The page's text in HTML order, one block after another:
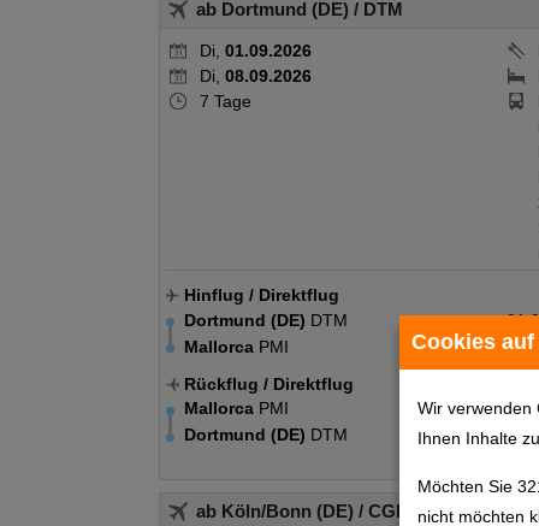
Cookies auf
Wir verwenden
Ihnen Inhalte
Möchten Sie
nicht möchten
ab Dortmund (DE) / DTM
Di, 01.09.2026
Di, 08.09.2026
7 Tage
Hinflug / Direktflug
Dortmund (DE) DTM
Mallorca PMI
Rückflug / Direktflug
Mallorca PMI
Dortmund (DE) DTM
ab Köln/Bonn (DE) / CGN